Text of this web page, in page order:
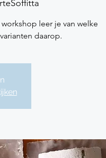
leer je van welke
daarop.